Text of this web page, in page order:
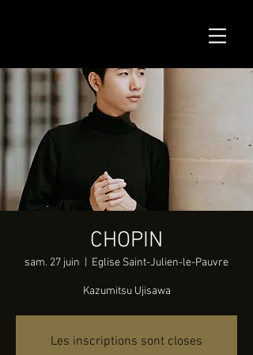
CHOPIN
sam. 27 juin Eglise Saint-Julien-le-Pauvre
Kazumitsu Ujisawa
Les inscriptions sont closes